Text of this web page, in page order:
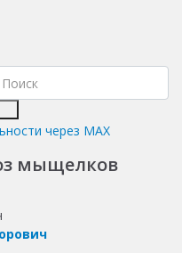
через MAX
мыщелков